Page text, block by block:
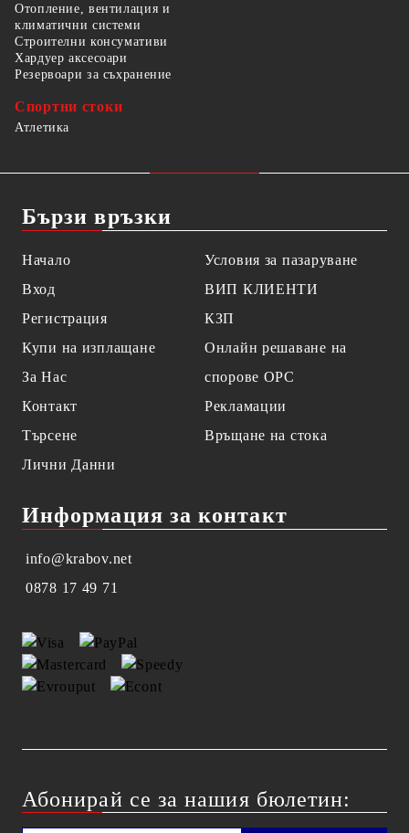
Отопление, вентилация и
климатични системи
Строителни консумативи
Хардуер аксесоари
Резервоари за съхранение
Спортни стоки
Атлетика
Бързи връзки
Начало
Вход
Регистрация
Купи на изплащане
За Нас
Контакт
Търсене
Лични Данни
Условия за пазаруване
ВИП КЛИЕНТИ
КЗП
Онлайн решаване на
спорове OPC
Рекламации
Връщане на стока
Информация за контакт
info@krabov.net
0878 17 49 71
Абонирай се за нашия бюлетин: